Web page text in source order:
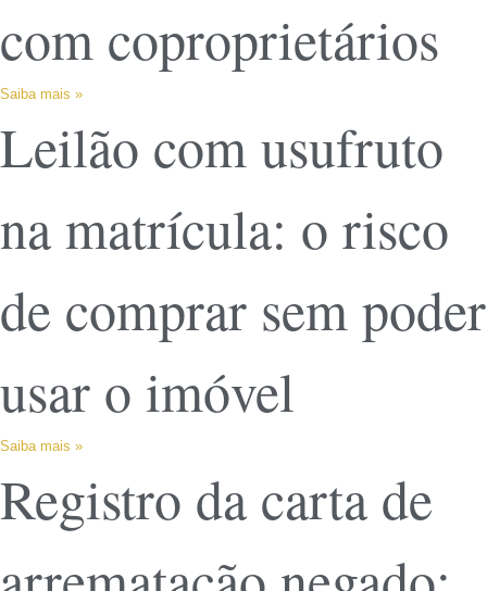
com coproprietários
Saiba mais »
Leilão com usufruto
na matrícula: o risco
de comprar sem poder
usar o imóvel
Saiba mais »
Registro da carta de